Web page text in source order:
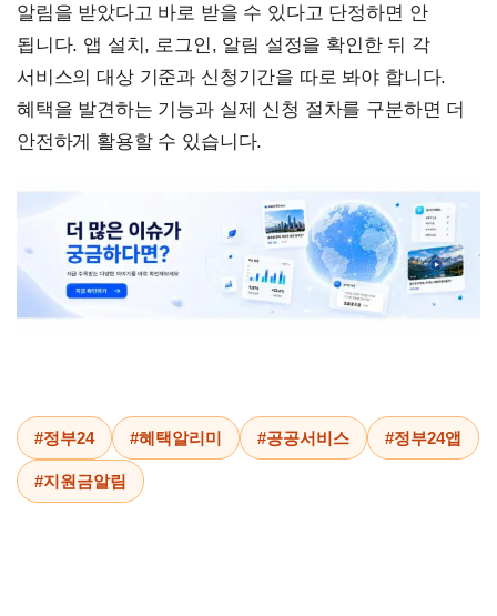
알림을 받았다고 바로 받을 수 있다고 단정하면 안
됩니다. 앱 설치, 로그인, 알림 설정을 확인한 뒤 각
서비스의 대상 기준과 신청기간을 따로 봐야 합니다.
혜택을 발견하는 기능과 실제 신청 절차를 구분하면 더
안전하게 활용할 수 있습니다.
#정부24 #혜택알리미 #공공서비스 #정부24앱
#지원금알림